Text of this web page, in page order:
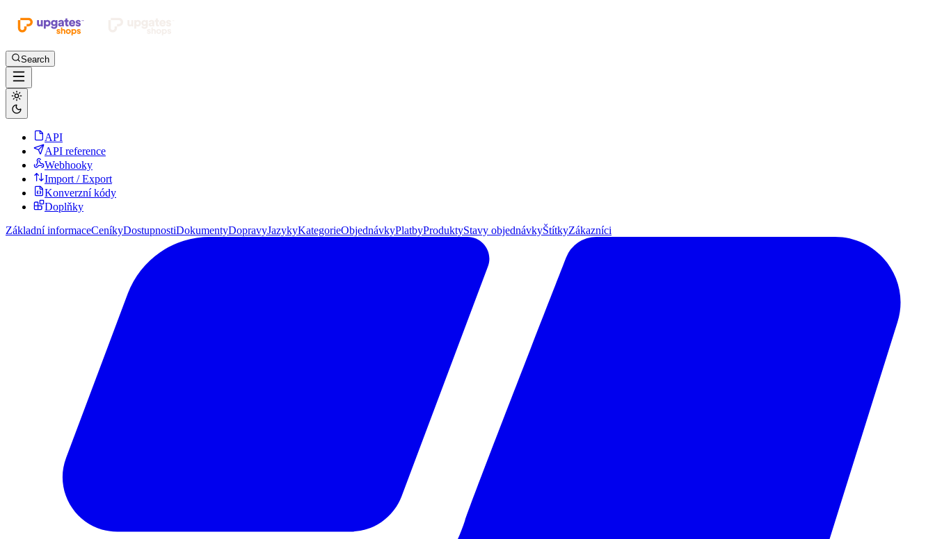
Search
API
API reference
Webhooky
Import / Export
Konverzní kódy
Doplňky
Základní informaceCeníkyDostupnostiDokumentyDopravyJazykyKategorieObjednávkyPlatbyProduktyStavy objednávkyŠtítkyZákazníci